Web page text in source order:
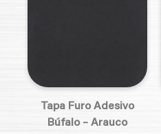
Tapa Furo Adesivo
Búfalo – Arauco